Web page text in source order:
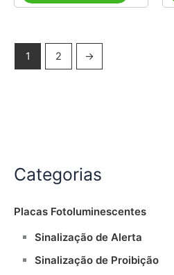
Categorias
Placas Fotoluminescentes
Sinalização de Alerta
Sinalização de Proibição
1 2 →